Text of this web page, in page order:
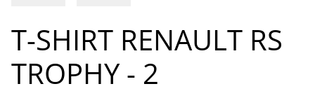
T-SHIRT RENAULT RS
TROPHY - 2